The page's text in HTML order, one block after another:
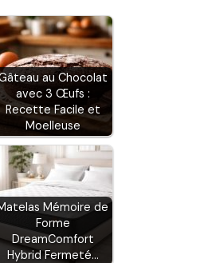
au Chocolat
avec 3 Œufs :
Recette Facile et
Moelleuse
Mémoire de
Forme
DreamComfort
Hybrid Fermeté…